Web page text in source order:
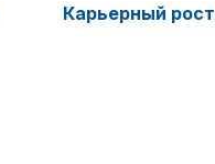
Карьерный рост